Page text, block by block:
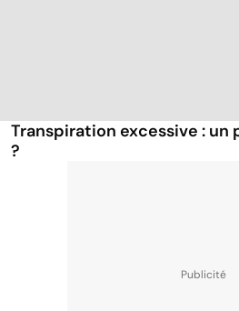
Transpiration excessive : un
?